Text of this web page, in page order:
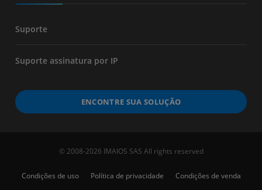
Suporte
Suporte assinatura por IP
ENCONTRE SUA SOLUÇÃO
© 2008-2026 IMAIOS SAS All rights reserved
Condições de uso Política de privacidade Condições de venda